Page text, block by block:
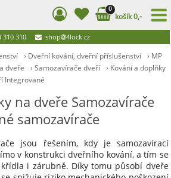
› Dveřní kování, dveřní příslušenství › MP
dveře ›Samozavírače dveří › Kování a doplňky
Integrované
na dveře Samozavírače
samozavírače
jsou řešením, kdy je samozavírací
v konstrukci dveřního kování, a tím se
i zárubně. Díky tomu působí dveře
0
košík 0,-
310 310 shop 4lock.cz